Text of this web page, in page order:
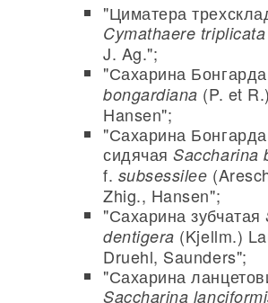
"Циматера
Cymathaere triplicata
J. Ag.";
"Сахарина
bongardiana (P. et
Hansen";
"Сахарина
сидячаяSaccharina
f. subsessilее
Zhig., Hansen";
"Сахарина зубчатая
dentigera (Kjellm.)
Druehl, Saunders";
"Сахарина
Saccharina